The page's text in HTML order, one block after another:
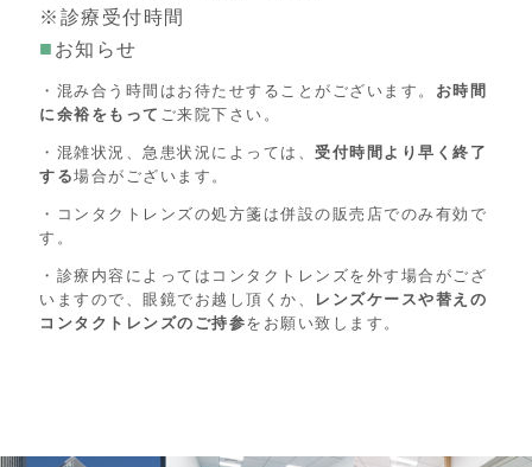
※診療受付時間
■ お知らせ
・混み合う時間はお待たせすることがございます。 お時間
に余裕をもって ご来院下さい。
・混雑状況、急患状況によっては、 受付時間より早く終了
する場合がございます。
・コンタクトレンズの処方箋は併設の販売店でのみ有効で
す。
・診療内容によってはコンタクトレンズを外す場合がござ
いますので、眼鏡でお越し頂くか、
レンズケースや替えの
コンタクトレンズのご持参をお願い致します。